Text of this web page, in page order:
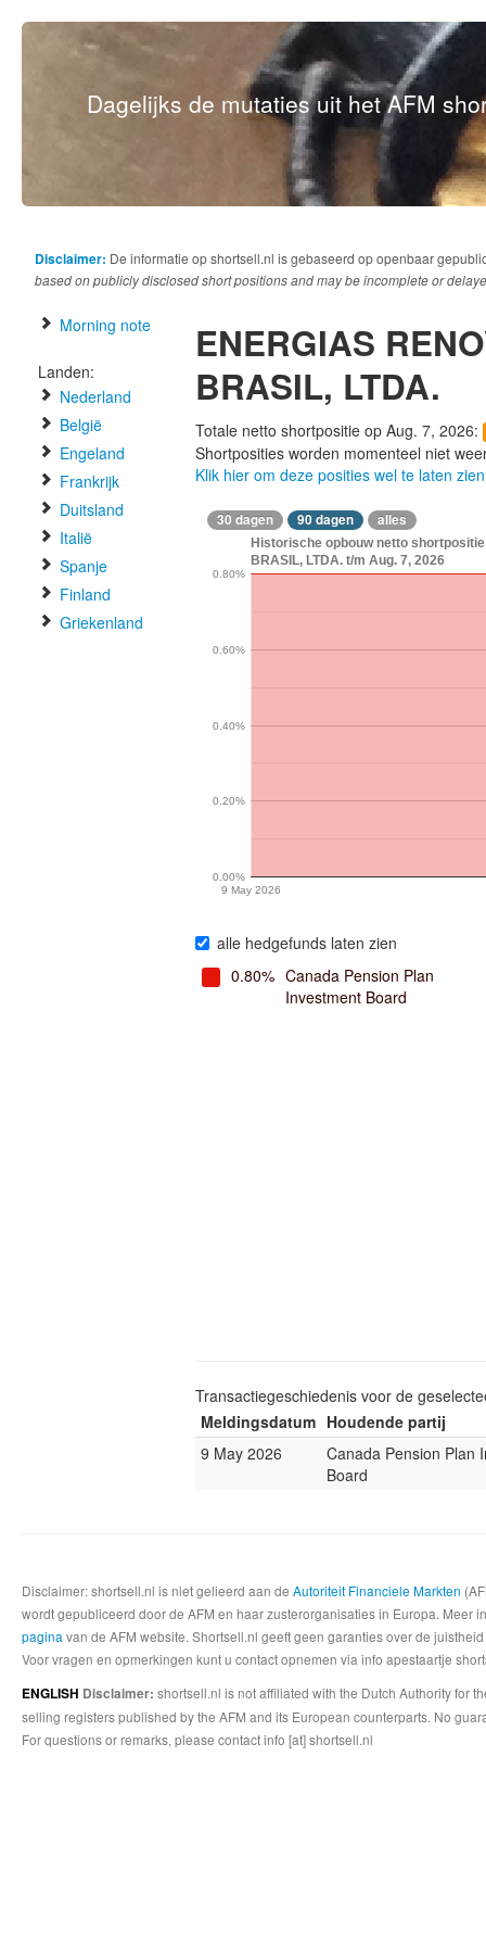
Dagelijks de mutaties uit het AFM
Disclaimer: De informatie op shortsell.nl is gebaseerd op openbaar
based on publicly disclosed short positions and may be incomplete or
Morning note
Landen:
Nederland
België
Engeland
Frankrijk
Duitsland
Italië
Spanje
Finland
Griekenland
ENERGIAS
BRASIL, LTDA.
Totale netto shortpositie op Aug. 7, 2026:
Shortposities worden momenteel niet
Klik hier om deze posities wel te laten zien
30 dagen 90 dagen alles
Historische opbouw netto shortpositie
BRASIL, LTDA. t/m Aug. 7, 2026
9 May 2026
0.00%
0.20%
0.40%
0.60%
0.80%
alle hedgefunds laten zien
0.80% Canada Pension Plan
Investment Board
Transactiegeschiedenis voor de
Meldingsdatum Houdende partij
9 May 2026
Canada Pension Plan
Board
Disclaimer: shortsell.nl is niet gelieerd aan de Autoriteit Financiele Markten
wordt gepubliceerd door de AFM en haar zusterorganisaties in Europa.
pagina van de AFM website. Shortsell.nl geeft geen garanties over de
Voor vragen en opmerkingen kunt u contact opnemen via info apestaartje
ENGLISH Disclaimer: shortsell.nl is not affiliated with the Dutch Authority for
selling registers published by the AFM and its European counterparts. No
For questions or remarks, please contact info [at] shortsell.nl